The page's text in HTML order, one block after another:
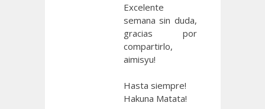
Excelente
semana sin duda,
gracias por
compartirlo,
aimisyu!
Hasta siempre!
Hakuna Matata!